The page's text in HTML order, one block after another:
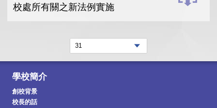
校處所有關之新法例實施
學校簡介
創校背景
校長的話